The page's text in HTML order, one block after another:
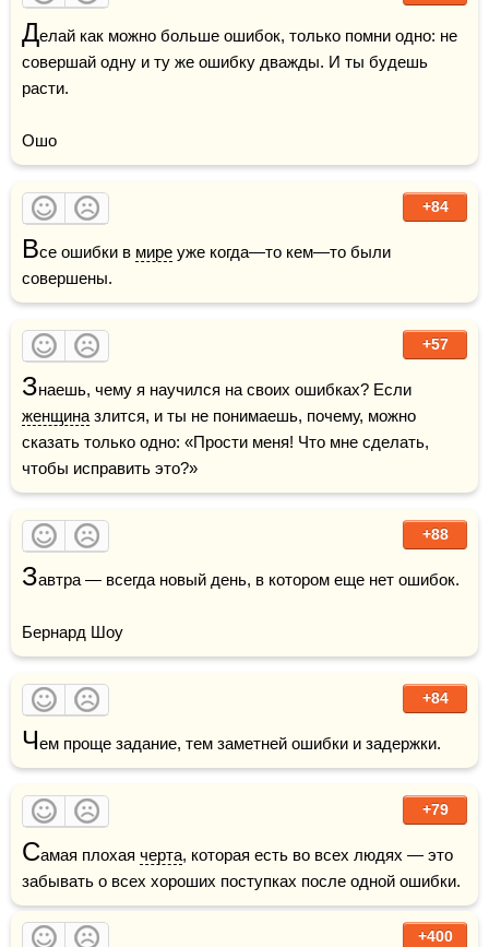
Делай как можно больше ошибок, только помни одно: не
совершай одну и ту же ошибку дважды. И ты будешь
расти.
Ошо
+84
Все ошибки в мире уже когда—то кем—то были
совершены.
+57
З
женщина злится, и ты не понимаешь, почему, можно
сказать только одно: «Прости меня! Что мне сделать,
чтобы исправить это?»
+88
Завтра — всегда новый день, в котором еще нет ошибок.
Бернард Шоу
+84
Чем проще задание, тем заметней ошибки и задержки.
+79
Самая плохая черта, которая есть во всех людях — это
забывать о всех хороших поступках после одной ошибки.
+400